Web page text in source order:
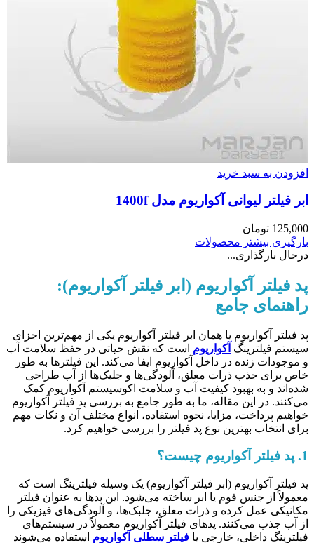
افزودن به سبد خرید
ابر فیلتر لیوانی آکواریوم مدل 1400f
125,000 تومان
بارگیری بیشتر محصولات
درحال بارگذاری...
پد فیلتر آکواریوم (ابر فیلتر آکواریوم):
راهنمای جامع
پد فیلتر آکواریوم یا همان ابر فیلتر آکواریوم یکی از مهم‌ترین اجزای
سیستم فیلترینگ آکواریوم است که نقش حیاتی در حفظ سلامت آب
و موجودات زنده در داخل آکواریوم ایفا می‌کند. این فیلترها به طور
خاص برای جذب ذرات معلق، آلودگی‌ها و جلبک‌ها از آب طراحی
شده‌اند و به بهبود کیفیت آب و سلامت اکوسیستم آکواریوم کمک
می‌کنند. در این مقاله، ما به طور جامع به بررسی پد فیلتر آکواریوم
خواهیم پرداخت، مزایا، نحوه استفاده، انواع مختلف آن و نکات مهم
برای انتخاب بهترین نوع پد فیلتر را بررسی خواهیم کرد.
1. پد فیلتر آکواریوم چیست؟
پد فیلتر آکواریوم (ابر فیلتر آکواریوم) یک وسیله فیلترینگ است که
معمولاً از جنس فوم یا ابر ساخته می‌شود. این پدها به عنوان فیلتر
مکانیکی عمل کرده و ذرات معلق، جلبک‌ها، و آلودگی‌های فیزیکی را
از آب جذب می‌کنند. پدهای فیلتر آکواریوم معمولاً در سیستم‌های
فیلترینگ داخلی، خارجی یا فیلتر سطلی آکواریوم استفاده می‌شوند